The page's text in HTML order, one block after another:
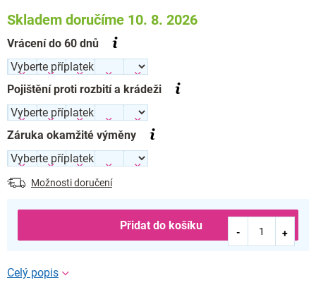
Skladem doručíme 10. 8. 2026
Vrácení do 60 dnů
Pojištění proti rozbití a krádeži
Záruka okamžité výměny
Možnosti doručení
Přidat do košíku